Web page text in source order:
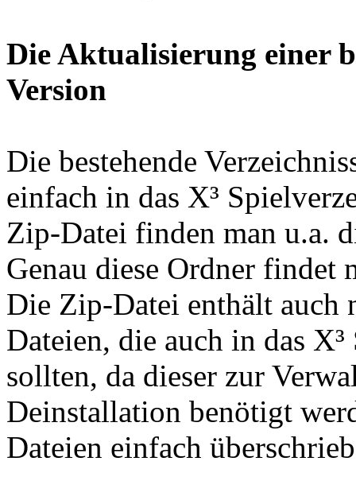
Die Aktualisierung einer
Version
Die bestehende
einfach in das X³
Zip-Datei finden man u.a.
Genau diese Ordner findet
Die Zip-Datei enthält auch
Dateien, die auch in das
sollten, da dieser zur
Deinstallation benötigt
Dateien einfach